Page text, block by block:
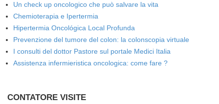
Un check up oncologico che può salvare la vita
Chemioterapia e Ipertermia
Hipertermia Oncológica Local Profunda
Prevenzione del tumore del colon: la colonscopia virtuale
I consulti del dottor Pastore sul portale Medici Italia
Assistenza infermieristica oncologica: come fare ?
CONTATORE VISITE